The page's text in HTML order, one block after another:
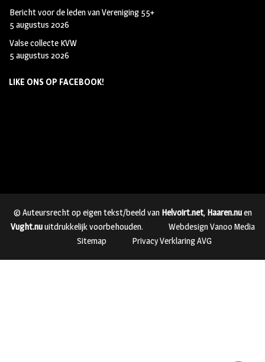
Bericht voor de leden van Vereniging 55+
5 augustus 2026
Valse collecte KVW
5 augustus 2026
LIKE ONS OP FACEBOOK!
© Auteursrecht op eigen tekst/beeld van Helvoirt.net, Haaren.nuen
Vught.nuuitdrukkelijk voorbehouden.
Webdesign Vanoo Media
Sitemap
Privacy Verklaring AVG